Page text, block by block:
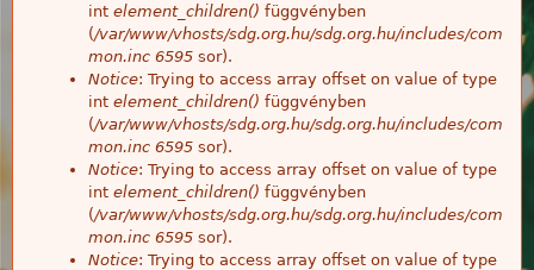
int element_children() függvényben
(/var/www/vhosts/sdg.org.hu/sdg.org.hu/includes/com
mon.inc 6595 sor).
Notice: Trying to access array offset on value of type
int element_children() függvényben
(/var/www/vhosts/sdg.org.hu/sdg.org.hu/includes/com
mon.inc 6595 sor).
Notice: Trying to access array offset on value of type
int element_children() függvényben
(/var/www/vhosts/sdg.org.hu/sdg.org.hu/includes/com
mon.inc 6595 sor).
Notice: Trying to access array offset on value of type